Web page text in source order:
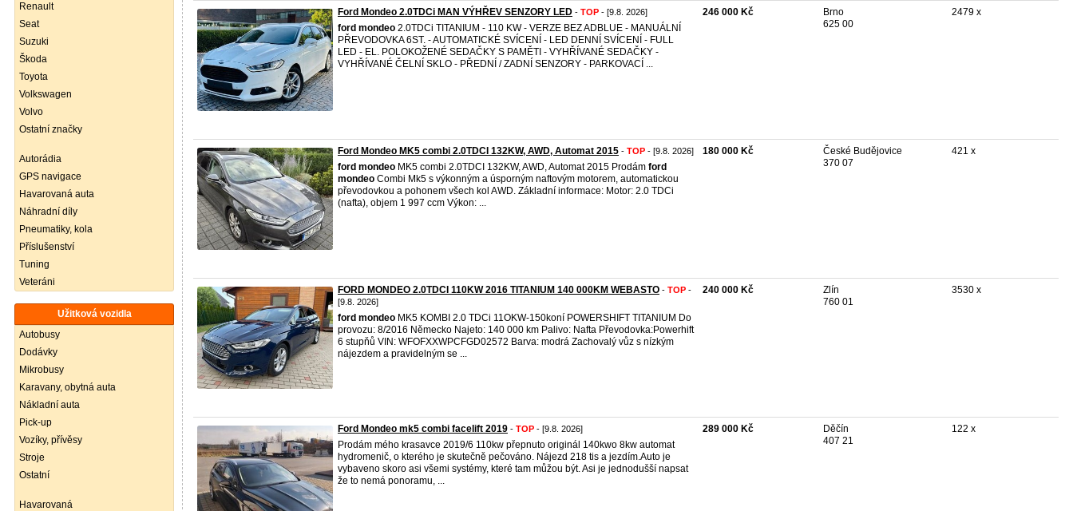
Renault
Seat
Suzuki
Škoda
Toyota
Volkswagen
Volvo
Ostatní značky
Autorádia
GPS navigace
Havarovaná auta
Náhradní díly
Pneumatiky, kola
Příslušenství
Tuning
Veteráni
Užitková vozidla
Autobusy
Dodávky
Mikrobusy
Karavany, obytná auta
Nákladní auta
Pick-up
Vozíky, přívěsy
Stroje
Ostatní
Havarovaná
Ford Mondeo 2.0TDCi MAN VÝHŘEV SENZORY LED - TOP - [9.8. 2026]
ford mondeo 2.0TDCi TITANIUM - 110 KW - VERZE BEZ ADBLUE - MANUÁLNÍ
PŘEVODOVKA 6ST. - AUTOMATICKÉ SVÍCENÍ - LED DENNÍ SVÍCENÍ - FULL
LED - EL. POLOKOŽENÉ SEDAČKY S PAMĚTI - VYHŘÍVANÉ SEDAČKY -
VYHŘÍVANÉ ČELNÍ SKLO - PŘEDNÍ / ZADNÍ SENZORY - PARKOVACÍ ...
246 000 Kč
Brno
625 00
2479 x
Ford Mondeo MK5 combi 2.0TDCI 132KW, AWD, Automat 2015 - TOP - [9.8. 2026]
ford mondeo MK5 combi 2.0TDCI 132KW, AWD, Automat 2015 Prodám ford
mondeo Combi Mk5 s výkonným a úsporným naftovým motorem, automatickou
převodovkou a pohonem všech kol AWD. Základní informace: Motor: 2.0 TDCi
(nafta), objem 1 997 ccm Výkon: ...
180 000 Kč
České Budějovice
370 07
421 x
FORD MONDEO 2.0TDCI 110KW 2016 TITANIUM 140 000KM WEBASTO - TOP -
[9.8. 2026]
ford mondeo MK5 KOMBI 2.0 TDCi 11OKW-150koní POWERSHIFT TITANIUM Do
provozu: 8/2016 Německo Najeto: 140 000 km Palivo: Nafta Převodovka:Powerhift
6 stupňů VIN: WFOFXXWPCFGD02572 Barva: modrá Zachovalý vůz s nízkým
nájezdem a pravidelným se ...
240 000 Kč
Zlín
760 01
3530 x
Ford Mondeo mk5 combi facelift 2019 - TOP - [9.8. 2026]
Prodám mého krasavce 2019/6 110kw přepnuto originál 140kwo 8kw automat
hydromenič, o kterého je skutečně pečováno. Nájezd 218 tis a jezdím.Auto je
vybaveno skoro asi všemi systémy, které tam můžou být. Asi je jednodušší napsat
že to nemá ponoramu, ...
289 000 Kč
Děčín
407 21
122 x